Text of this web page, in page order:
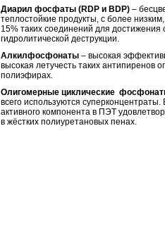
Диарил фосфаты (RDP и BDP) –
теплостойкие продукты, с более
15% таких соединений для достижения
гидролитической деструкции.
Алкилфосфонаты – высокая
высокая летучесть таких антипиренов
полиэфирах.
Олигомерные циклические
всего используются
активного компонента в ПЭТ
в жёстких полиуретановых пенах.